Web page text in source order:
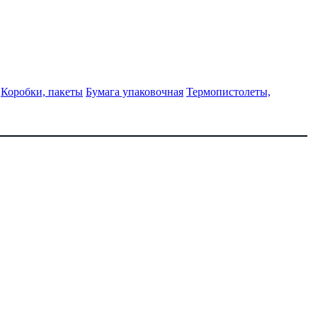
Коробки, пакеты Бумага упаковочная Термопистолеты,